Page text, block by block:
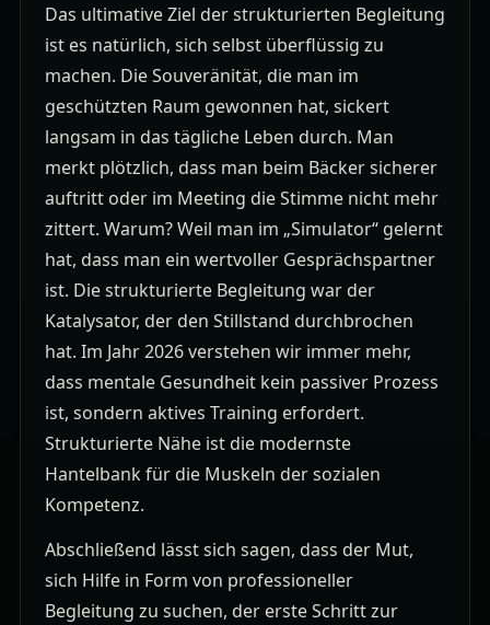
Das ultimative Ziel der strukturierten Begleitung
ist es natürlich, sich selbst überflüssig zu
machen. Die Souveränität, die man im
geschützten Raum gewonnen hat, sickert
langsam in das tägliche Leben durch. Man
merkt plötzlich, dass man beim Bäcker sicherer
auftritt oder im Meeting die Stimme nicht mehr
zittert. Warum? Weil man im „Simulator“ gelernt
hat, dass man ein wertvoller Gesprächspartner
ist. Die strukturierte Begleitung war der
Katalysator, der den Stillstand durchbrochen
hat. Im Jahr 2026 verstehen wir immer mehr,
dass mentale Gesundheit kein passiver Prozess
ist, sondern aktives Training erfordert.
Strukturierte Nähe ist die modernste
Hantelbank für die Muskeln der sozialen
Kompetenz.
Abschließend lässt sich sagen, dass der Mut,
sich Hilfe in Form von professioneller
Begleitung zu suchen, der erste Schritt zur